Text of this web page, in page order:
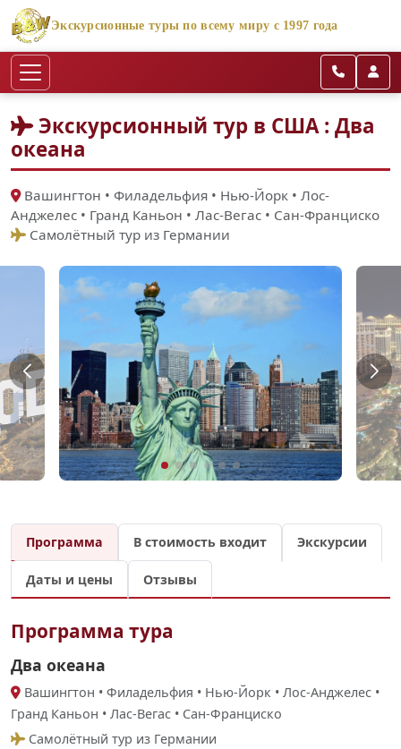
Экскурсионные туры по всему миру с 1997 года
Экскурсионный тур в США : Два
океана
Вашингтон • Филадельфия • Нью-Йорк • Лос-
Анджелес • Гранд Каньон • Лас-Вегас • Сан-Франциско
Самолётный тур из Германии
Программа В стоимость входит Экскурсии
Даты и цены Отзывы
Программа тура
Два океана
Вашингтон • Филадельфия • Нью-Йорк • Лос-Анджелес •
Гранд Каньон • Лас-Вегас • Сан-Франциско
Самолётный тур из Германии